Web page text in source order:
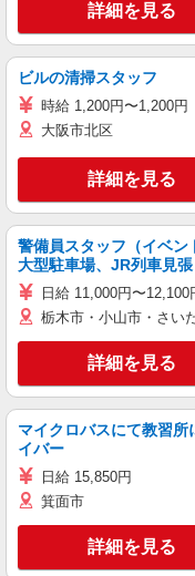
詳細を見る
ビルの清掃スタッフ
時給 1,200円〜1,200円
大阪市北区
詳細を見る
警備員スタッフ（イベン
大型駐車場、JR列車見張
日給 11,000円〜12,100
栃木市・小山市・さい
詳細を見る
マイクロバスにて教習所
イバー
日給 15,850円
箕面市
詳細を見る